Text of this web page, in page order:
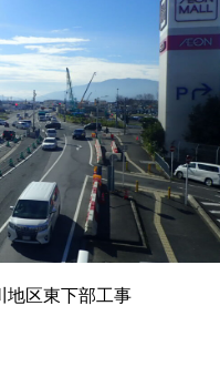
地区東下部工事